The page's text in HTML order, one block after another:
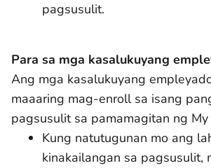
pagsusulit.
Para sa mga kasalukuyang
Ang mga kasalukuyang
maaaring mag-enroll sa isang
pagsusulit sa pamamagitan ng My
Kung natutugunan mo ang
kinakailangan sa pagsusulit,